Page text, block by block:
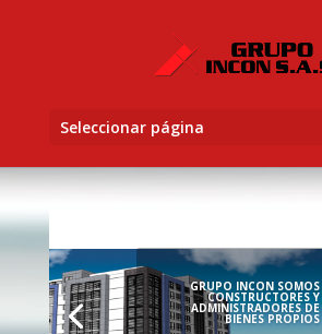
Seleccionar página
GRUPO INCON SOMOS
CONSTRUCTORES Y
ADMINISTRADORES DE
BIENES PROPIOS